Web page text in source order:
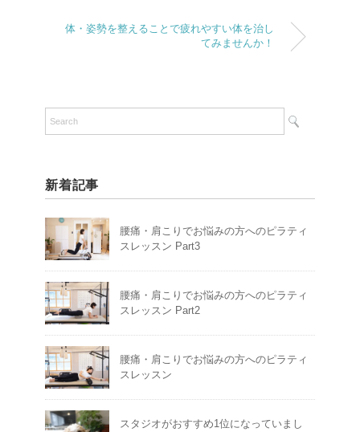
体・姿勢を整えることで疲れやすい体を治し
てみませんか！
新着記事
腰痛・肩こりでお悩みの方へのピラティ
スレッスン Part3
腰痛・肩こりでお悩みの方へのピラティ
スレッスン Part2
腰痛・肩こりでお悩みの方へのピラティ
スレッスン
スタジオがおすすめ1位になっていまし